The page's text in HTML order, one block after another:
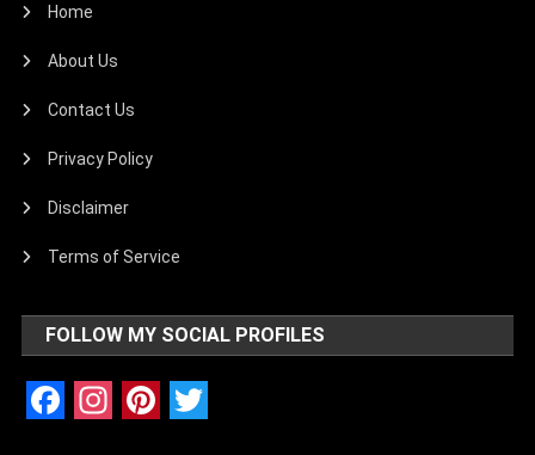
Home
About Us
Contact Us
Privacy Policy
Disclaimer
Terms of Service
FOLLOW MY SOCIAL PROFILES